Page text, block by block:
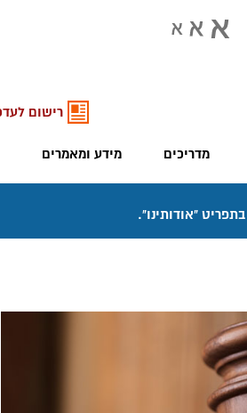
מדריכים מידע ומאמרים
רישום